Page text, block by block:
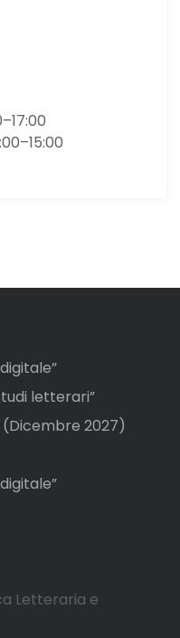
letterari”
(Dicembre 2027)
Letteraria e